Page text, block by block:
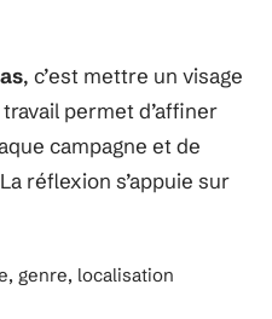
, c’est mettre un visage
permet d’affiner
campagne et de
réflexion s’appuie sur
genre, localisation